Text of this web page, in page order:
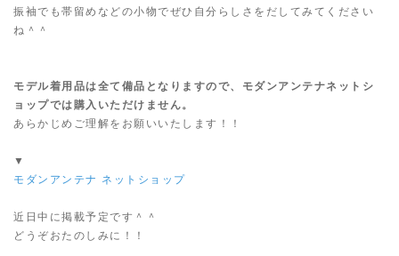
振袖でも帯留めなどの小物でぜひ自分らしさをだしてみてください
ね＾＾
モデル着用品は全て備品となりますので、モダンアンテナネットシ
ョップでは購入いただけません。
あらかじめご理解をお願いいたします！！
▼
モダンアンテナ ネットショップ
近日中に掲載予定です＾＾
どうぞおたのしみに！！